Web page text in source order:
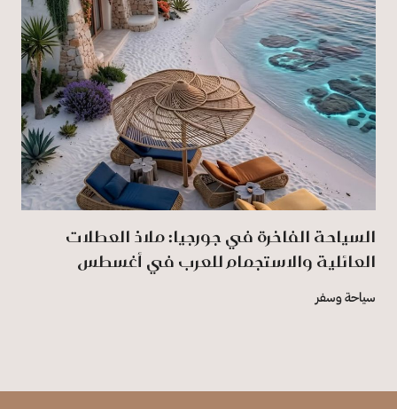
السياحة الفاخرة في جورجيا: ملاذ العطلات
العائلية والاستجمام للعرب في أغسطس
سياحة وسفر